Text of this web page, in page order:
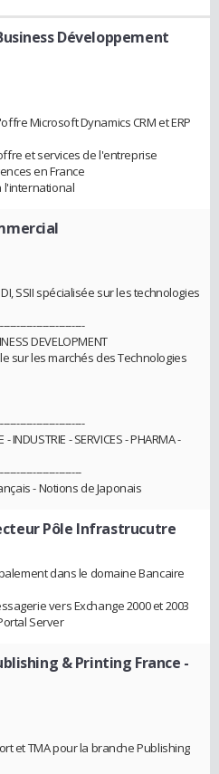
Développement
Microsoft Dynamics CRM et ERP
et services de l'entreprise
en France
l'international
SSII spécialisée sur les technologies
DEVELOPMENT
sur les marchés des Technologies
INDUSTRIE - SERVICES - PHARMA -
- Notions de Japonais
Pôle Infrastrucutre
dans le domaine Bancaire
vers Exchange 2000 et 2003
Server
& Printing France -
et TMA pour la branche Publishing